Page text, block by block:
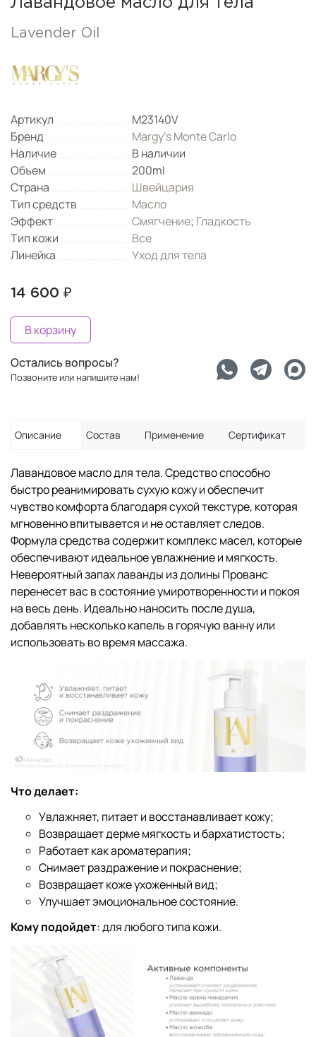
Lavender Oil
Артикул
M23140V
Бренд
Margy's Monte Carlo
Наличие
В наличии
Объем
200ml
Страна
Швейцария
Тип средств
Масло
Эффект
Смягчение; Гладкость
Тип кожи
Все
Линейка
Уход для тела
14 600 ₽
В корзину
Остались вопросы?
Позвоните или напишите нам!
Описание Состав Применение Сертификат
Лавандовое масло для тела. Средство способно
быстро реанимировать сухую кожу и обеспечит
чувство комфорта благодаря сухой текстуре, которая
мгновенно впитывается и не оставляет следов.
Формула средства содержит комплекс масел, которые
обеспечивают идеальное увлажнение и мягкость.
Невероятный запах лаванды из долины Прованс
перенесет вас в состояние умиротворенности и покоя
на весь день. Идеально наносить после душа,
добавлять несколько капель в горячую ванну или
использовать во время массажа.
Что делает:
Увлажняет, питает и восстанавливает кожу;
Возвращает дерме мягкость и бархатистость;
Работает как ароматерапия;
Снимает раздражение и покраснение;
Возвращает коже ухоженный вид;
Улучшает эмоциональное состояние.
Кому подойдет: для любого типа кожи.